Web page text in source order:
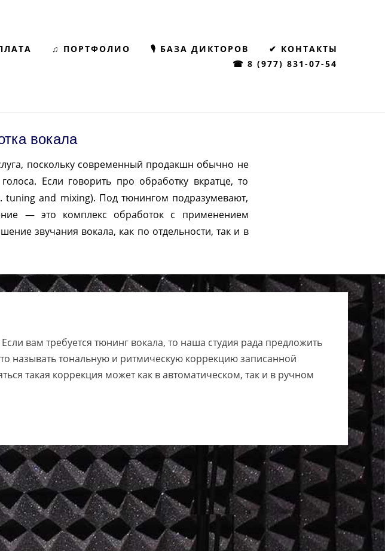
♫ ПОРТФОЛИО 🎙 БАЗА ДИКТОРОВ
✔ КОНТАКТЫ
☎ 8 (977) 831-07-54
вокала
поскольку современный продакшн обычно не
Если говорить про обработку вкратце, то
tuning and mixing). Под тюнингом подразумевают,
— это комплекс обработок с применением
звучания вокала, как по отдельности, так и в
вам требуется тюнинг вокала, то наша студия рада предложить
называть тональную и ритмическую коррекцию записанной
такая коррекция может как в автоматическом, так и в ручном